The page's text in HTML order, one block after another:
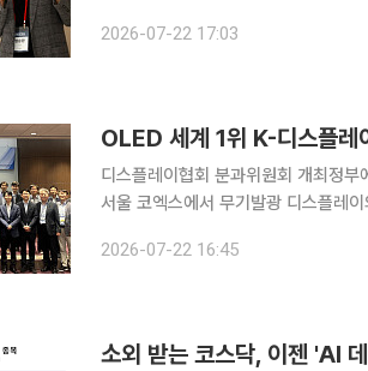
략'을 주제로 열린 와이즈포럼 세미나
2026-07-22 17:03
OLED 세계 1위 K-디스플레
디스플레이협회 분과위원회 개최정
서울 코엑스에서 무기발광 디스플레
계의 목소리를 청취하고 실효성 있는
2026-07-22 16:45
소외 받는 코스닥, 이젠 'AI